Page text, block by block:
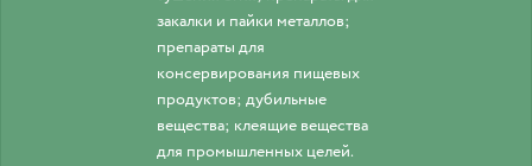
закалки и пайки металлов;
препараты для
консервирования пищевых
продуктов; дубильные
вещества; клеящие вещества
для промышленных целей.